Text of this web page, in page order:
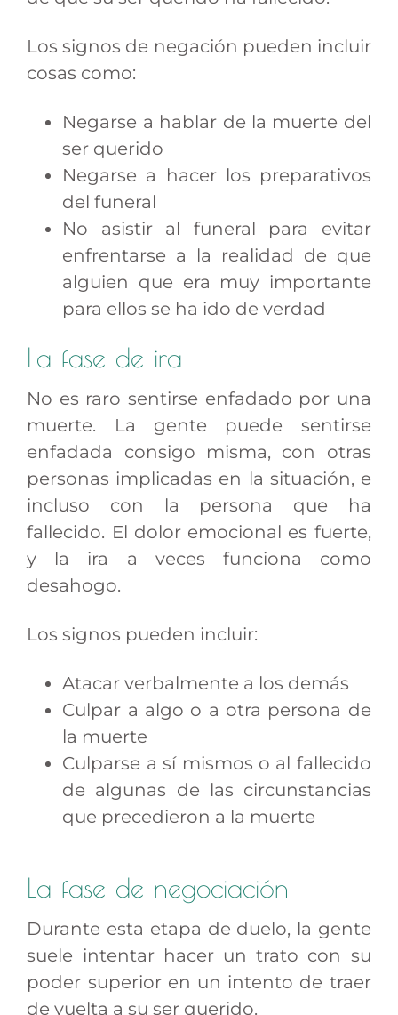
Los signos de negación pueden incluir
cosas como:
Negarse a hablar de la muerte del
ser querido
Negarse a hacer los preparativos
del funeral
No asistir al funeral para evitar
enfrentarse a la realidad de que
alguien que era muy importante
para ellos se ha ido de verdad
La fase de ira
No es raro sentirse enfadado por una
muerte. La gente puede sentirse
enfadada consigo misma, con otras
personas implicadas en la situación, e
incluso con la persona que ha
fallecido. El dolor emocional es fuerte,
y la ira a veces funciona como
desahogo.
Los signos pueden incluir:
Atacar verbalmente a los demás
Culpar a algo o a otra persona de
la muerte
Culparse a sí mismos o al fallecido
de algunas de las circunstancias
que precedieron a la muerte
La fase de negociación
Durante esta etapa de duelo, la gente
suele intentar hacer un trato con su
poder superior en un intento de traer
de vuelta a su ser querido.